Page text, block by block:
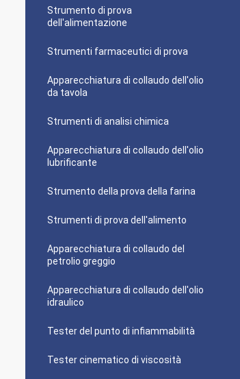
Strumento di prova
dell'alimentazione
Strumenti farmaceutici di prova
Apparecchiatura di collaudo dell'olio
da tavola
Strumenti di analisi chimica
Apparecchiatura di collaudo dell'olio
lubrificante
Strumento della prova della farina
Strumenti di prova dell'alimento
Apparecchiatura di collaudo del
petrolio greggio
Apparecchiatura di collaudo dell'olio
idraulico
Tester del punto di infiammabilità
Tester cinematico di viscosità